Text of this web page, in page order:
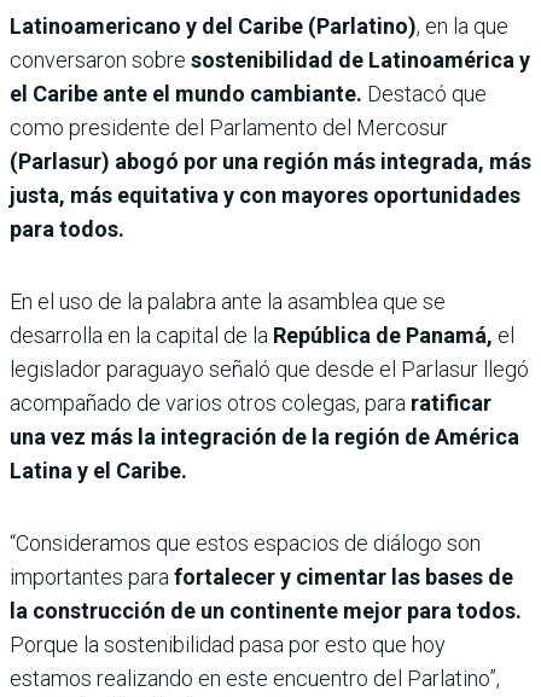
Latinoamericano y del Caribe (Parlatino), en la que
conversaron sobre sostenibilidad de Latinoamérica y
el Caribe ante el mundo cambiante. Destacó que
como presidente del Parlamento del Mercosur
(Parlasur) abogó por una región más integrada, más
justa, más equitativa y con mayores oportunidades
para todos.
En el uso de la palabra ante la asamblea que se
desarrolla en la capital de la República de Panamá, el
legislador paraguayo señaló que desde el Parlasur llegó
acompañado de varios otros colegas, para ratificar
una vez más la integración de la región de América
Latina y el Caribe.
“Consideramos que estos espacios de diálogo son
importantes para fortalecer y cimentar las bases de
la construcción de un continente mejor para todos.
Porque la sostenibilidad pasa por esto que hoy
estamos realizando en este encuentro del Parlatino”,